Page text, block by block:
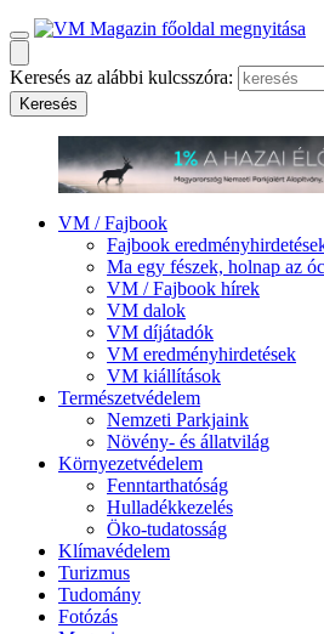
Keresés az alábbi kulcsszóra:
VM / Fajbook
Fajbook
Ma egy fészek, holnap az
VM / Fajbook hírek
VM dalok
VM díjátadók
VM eredményhirdetések
VM kiállítások
Természetvédelem
Nemzeti Parkjaink
Növény- és állatvilág
Környezetvédelem
Fenntarthatóság
Hulladékkezelés
Öko-tudatosság
Klímavédelem
Turizmus
Tudomány
Fotózás